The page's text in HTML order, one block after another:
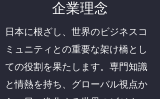
企業理念
日本に根ざし、世界のビジネスコ
ミュニティとの重要な架け橋とし
ての役割を果たします。専門知識
と情熱を持ち、グローバル視点か